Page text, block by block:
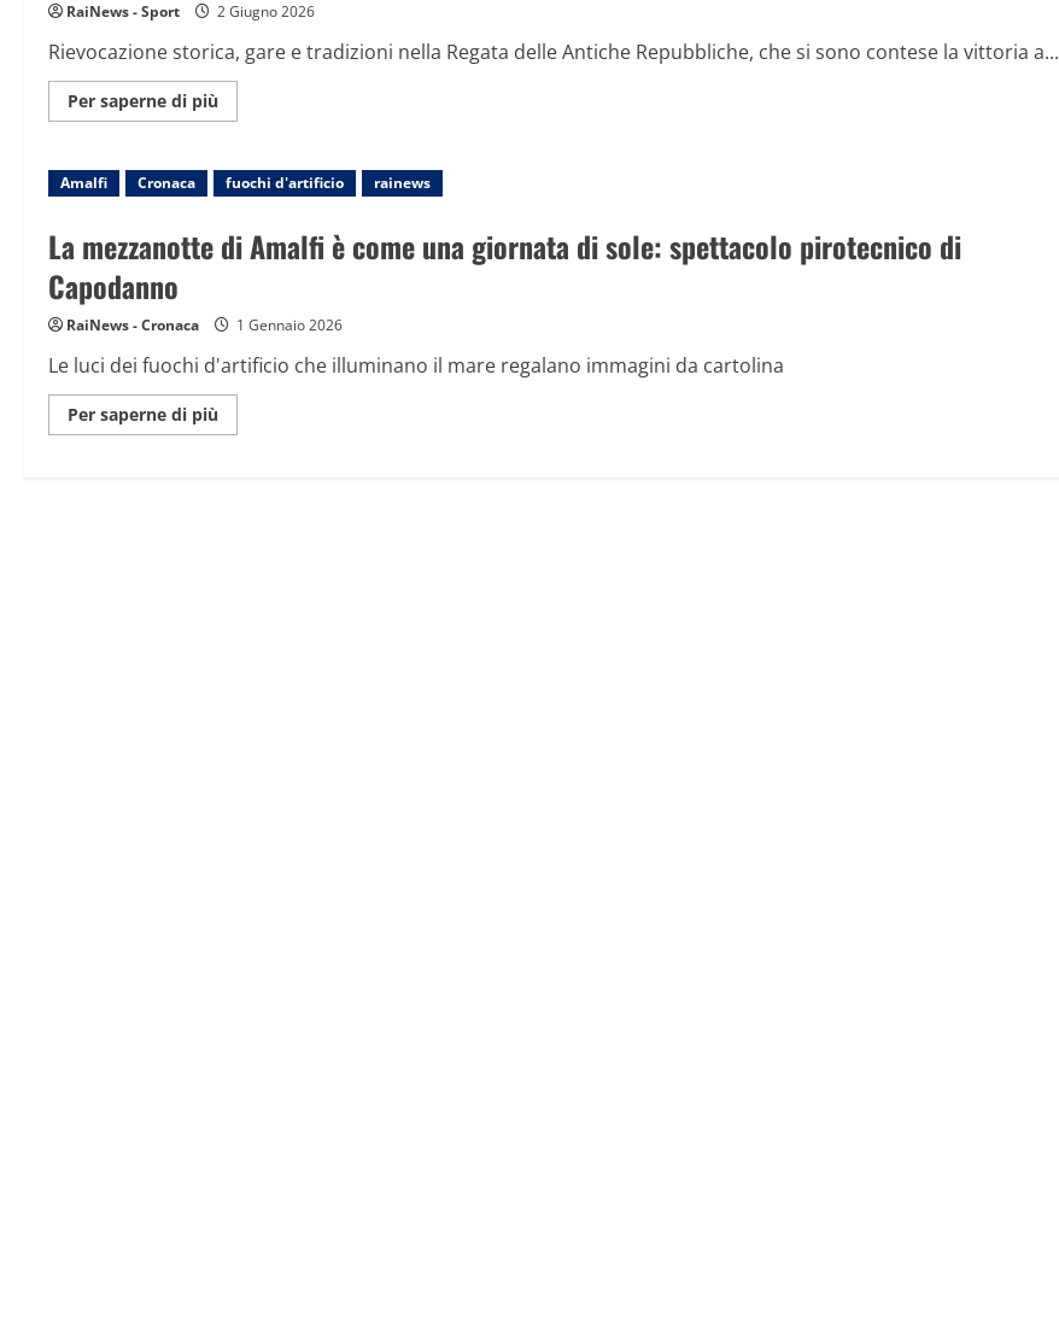
RaiNews - Sport 2 Giugno 2026
Rievocazione storica, gare e tradizioni nella Regata delle Antiche Repubbliche, che si sono contese la vittoria a...
Per saperne di più
informazioni
delle
Repubbliche
Marinare,
vince
Venezia
davanti
e
Pisa
Amalfi Cronaca fuochi d'artificio rainews
La mezzanotte di Amalfi è come una giornata di sole: spettacolo pirotecnico di
Capodanno
RaiNews - Cronaca 1 Gennaio 2026
Le luci dei fuochi d'artificio che illuminano il mare regalano immagini da cartolina
Per saperne di più
informazioni